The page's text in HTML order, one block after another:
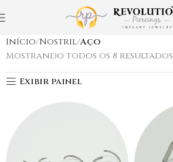
Início Nostril Aço
Mostrando todos os 8 resultados
Exibir painel